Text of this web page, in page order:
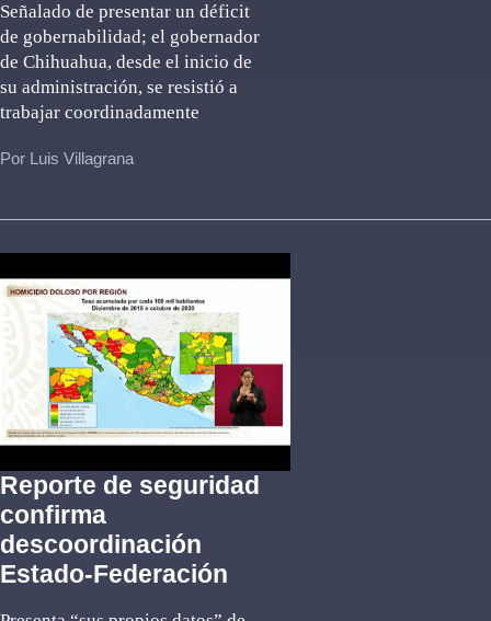
Señalado de presentar un déficit
de gobernabilidad; el gobernador
de Chihuahua, desde el inicio de
su administración, se resistió a
trabajar coordinadamente
Por Luis Villagrana
Reporte de seguridad
confirma
descoordinación
Estado-Federación